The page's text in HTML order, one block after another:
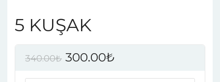
5 KUŞAK
340.00₺ 300.00₺